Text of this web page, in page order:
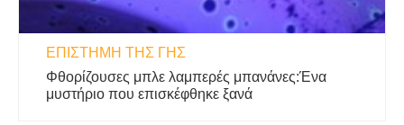
ΕΠΙΣΤΉΜΗ ΤΗΣ ΓΗΣ
Φθορίζουσες μπλε λαμπερές μπανάνες:Ένα
μυστήριο που επισκέφθηκε ξανά